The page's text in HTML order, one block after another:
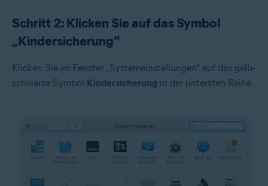
Schritt 2: Klicken Sie auf das Symbol
„Kindersicherung“
Klicken Sie im Fenster „Systemeinstellungen“ auf das gelb-
schwarze Symbol Kindersicherung in der untersten Reihe.